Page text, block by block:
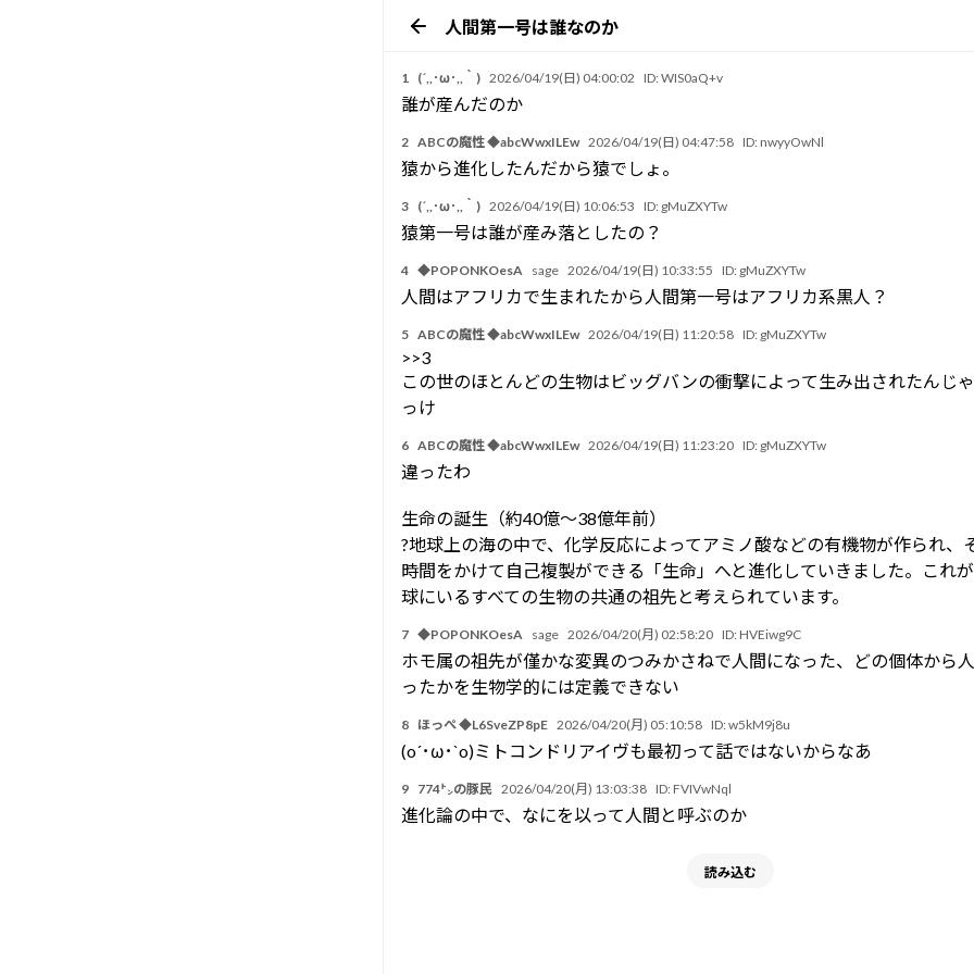
人間第一号は誰なのか
1 (´,,･ω･,,｀) 2026/04/19(日) 04:00:02 ID:WIS0aQ+v
誰が産んだのか
2 ABCの魔性 ◆abcWwxILEw 2026/04/19(日) 04:47:58 ID: nwyyOwNl
猿から進化したんだから猿でしょ。
3 (´,,･ω･,,｀) 2026/04/19(日) 10:06:53 ID: gMuZXYTw
猿第一号は誰が産み落としたの？
4 ◆POPONKOesA sage 2026/04/19(日) 10:33:55 ID: gMuZXYTw
人間はアフリカで生まれたから人間第一号はアフリカ系黒人？
5 ABCの魔性 ◆abcWwxILEw 2026/04/19(日) 11:20:58 ID: gMuZXYTw
>>3
この世のほとんどの生物はビッグバンの衝撃によって生み出されたんじ
っけ
6 ABCの魔性 ◆abcWwxILEw 2026/04/19(日) 11:23:20 ID: gMuZXYTw
違ったわ
生命の誕生（約40億～38億年前）
?地球上の海の中で、化学反応によってアミノ酸などの有機物が作られ、
時間をかけて自己複製ができる「生命」へと進化していきました。これ
球にいるすべての生物の共通の祖先と考えられています。
7 ◆POPONKOesA sage 2026/04/20(月) 02:58:20 ID: HVEiwg9C
ホモ属の祖先が僅かな変異のつみかさねで人間になった、どの個体から
ったかを生物学的には定義できない
8 ほっぺ ◆L6SveZP8pE 2026/04/20(月) 05:10:58 ID:w5kM9j8u
(o´･ω･`o)ミトコンドリアイヴも最初って話ではないからなあ
9 774㌧の豚民 2026/04/20(月) 13:03:38 ID: FVIVwNql
進化論の中で、なにを以って人間と呼ぶのか
読み込む